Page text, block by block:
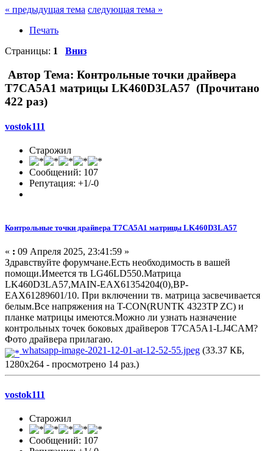
« предыдущая тема следующая тема »
Печать
Страницы: 1 Вниз
Автор Тема: Контрольные точки драйвера
T7CA5A1 матрицы LK460D3LA57 (Прочитано
422 раз)
vostok111
Старожил
Сообщений: 107
Репутация: +1/-0
Контрольные точки драйвера T7CA5A1 матрицы LK460D3LA57
« : 09 Апреля 2025, 23:41:59 »
Здравствуйте форумчане.Есть необходимость в вашей
помощи.Имеется тв LG46LD550.Матрица
LK460D3LA57,MAIN-EAX61354204(0),BP-
EAX61289601/10. При включении тв. матрица засвечивается
белым.Все напряжения на T-CON(RUNTK 4323TP ZC) и
планке матрицы имеются.Можно ли узнать назначение
контрольных точек боковых драйверов T7CA5A1-LJ4CAM?
Фото драйвера прилагаю.
whatsapp-image-2021-12-01-at-12-52-55.jpeg (33.37 КБ,
1280x264 - просмотрено 14 раз.)
vostok111
Старожил
Сообщений: 107